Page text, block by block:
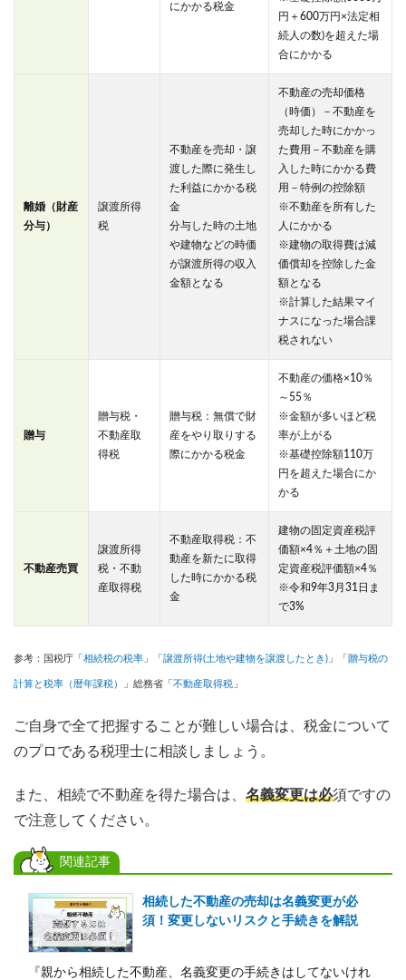
にかかる税金
円＋600万円×法定相
続人の数)を超えた場
合にかかる
離婚 （財産
分与）
譲渡所得
税
不動産を売却・譲
渡した際に発生し
た利益にかかる税
金
分与した時の土地
や建物などの時価
が譲渡所得の収入
金額となる
不動産の売却価格
（時価）－不動産を
売却した時にかかっ
た費用－不動産を購
入した時にかかる費
用－特例の控除額
※不動産を所有した
人にかかる
※建物の取得費は減
価償却を控除した金
額となる
※計算した結果マイ
ナスになった場合課
税されない
贈与
贈与税・
不動産取
得税
贈与税：無償で財
産をやり取りする
際にかかる税金
不動産の価格×10％
～55％
※金額が多いほど税
率が上がる
※基礎控除額110万
円を超えた場合にか
かる
不動産売買
譲渡所得
税・不動
産取得税
不動産取得税：不
動産を新たに取得
した時にかかる税
金
建物の固定資産税評
価額×4％＋土地の固
定資産税評価額×4％
※令和9年3月31日ま
で3%
参考：国税庁「 相続税の税率 」「 譲渡所得(土地や建物を譲渡したとき) 」「 贈与税の
計算と税率（暦年課税） 」総務省「 不動産取得税 」
ご自身で全て把握することが難しい場合は、税金について
のプロである税理士に相談しましょう。
また、相続で不動産を得た場合は、 名義変更は必須ですの
で注意してください。
関連記事
相続した不動産の売却は名義変更が必
須！変更しないリスクと手続きを解説
『親から相続した不動産、名義変更の手続きはしてないけれ